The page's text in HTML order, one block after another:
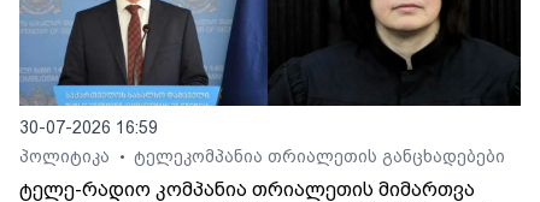
30-07-2026 16:59
პოლიტიკა
• ტელეკომპანია თრიალეთის განცხადებები
ტელე-რადიო კომპანია თრიალეთის მიმართვა